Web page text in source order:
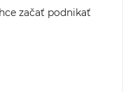
začať podnikať